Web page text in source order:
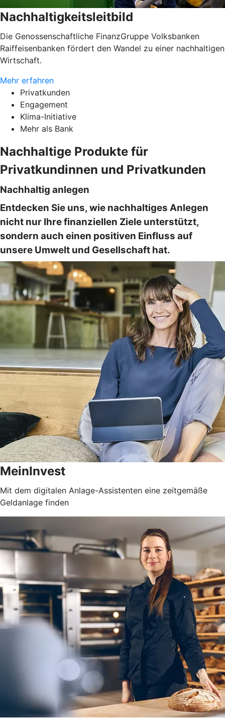
Nachhaltigkeitsleitbild
Die Genossenschaftliche FinanzGruppe Volksbanken
Raiffeisenbanken fördert den Wandel zu einer nachhaltigen
Wirtschaft.
Mehr erfahren
Privatkunden
Engagement
Klima-Initiative
Mehr als Bank
Nachhaltige Produkte für
Privatkundinnen und Privatkunden
Nachhaltig anlegen
Entdecken Sie uns, wie nachhaltiges Anlegen
nicht nur Ihre finanziellen Ziele unterstützt,
sondern auch einen positiven Einfluss auf
unsere Umwelt und Gesellschaft hat.
MeinInvest
Mit dem digitalen Anlage-Assistenten eine zeitgemäße
Geldanlage finden